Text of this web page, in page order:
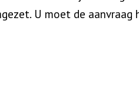
U moet de aanvraag